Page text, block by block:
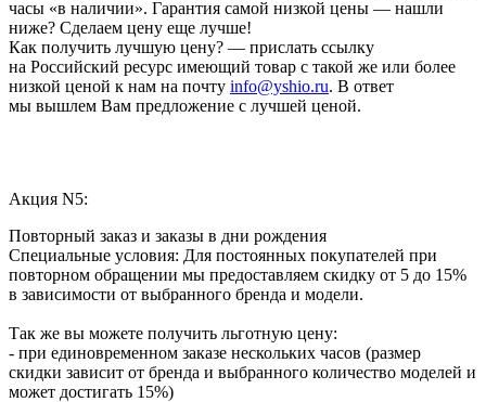
часы «в наличии». Гарантия самой низкой цены — нашли
ниже? Сделаем цену еще лучше!
Как получить лучшую цену? — прислать ссылку
на Российский ресурс имеющий товар с такой же или более
низкой ценой к нам на почту info@yshio.ru. В ответ
мы вышлем Вам предложение с лучшей ценой.
Акция N5:
Повторный заказ и заказы в дни рождения
Специальные условия: Для постоянных покупателей при
повторном обращении мы предоставляем скидку от 5 до 15%
в зависимости от выбранного бренда и модели.
Так же вы можете получить льготную цену:
- при единовременном заказе нескольких часов (размер
скидки зависит от бренда и выбранного количество моделей и
может достигать 15%)